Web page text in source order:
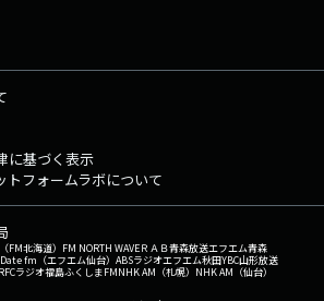
に基づく表示
トフォームラボについて
FM北海道） FM NORTH WAVEＲＡＢ青森放送エフエム青森
Date fm（エフエム仙台） ABSラジオエフエム秋田YBC山形放送
RFCラジオ福島ふくしまFMNHK AM（札幌） NHK AM（仙台）